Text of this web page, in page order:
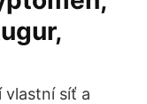
vlastní síť a